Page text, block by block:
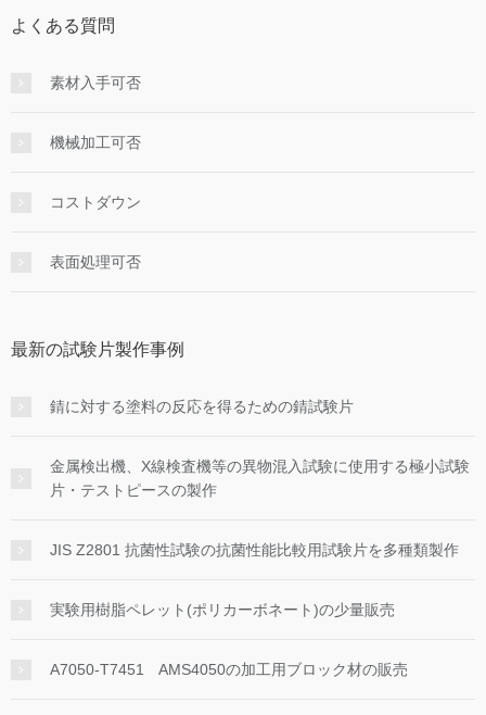
よくある質問
素材入手可否
機械加工可否
コストダウン
表面処理可否
最新の試験片製作事例
錆に対する塗料の反応を得るための錆試験片
金属検出機、X線検査機等の異物混入試験に使用する極小試験
片・テストピースの製作
JIS Z2801 抗菌性試験の抗菌性能比較用試験片を多種類製作
実験用樹脂ペレット(ポリカーボネート)の少量販売
A7050-T7451 AMS4050の加工用ブロック材の販売